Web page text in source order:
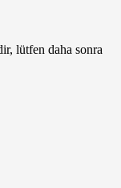
lütfen daha sonra